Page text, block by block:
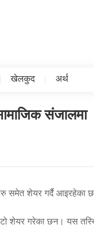
खेलकुद अर्थ
संजालमा
समेत शेयर गर्दै आइरहेका
शेयर गरेका छन। यस